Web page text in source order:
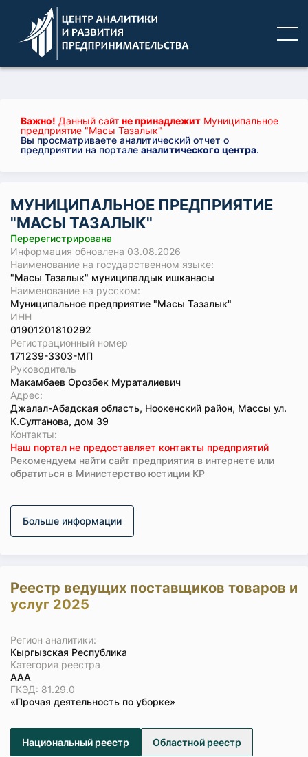
Важно! Данный сайт не принадлежит Муниципальное
предприятие "Масы Тазалык"
Вы просматриваете аналитический отчет о
предприятии на портале аналитического центра.
МУНИЦИПАЛЬНОЕ ПРЕДПРИЯТИЕ
"МАСЫ ТАЗАЛЫК"
Перерегистрирована
Информация обновлена 03.08.2026
Наименование на государственном языке:
"Масы Тазалык" муниципалдык ишканасы
Наименование на русском:
Муниципальное предприятие "Масы Тазалык"
ИНН
01901201810292
Регистрационный номер
171239-3303-МП
Руководитель
Макамбаев Орозбек Мураталиевич
Адрес:
Джалал-Абадская область, Ноокенский район, Массы ул.
К.Султанова, дом 39
Koнтaкты:
Наш портал не предоставляет контакты предприятий
Рекомендуем найти сайт предприятия в интернете или
обратиться в Министерство юстиции КР
Больше информации
Реестр ведущих поставщиков товаров и
услуг 2025
Регион аналитики:
Кыргызская Республика
Категория реестра
ААА
ГКЭД: 81.29.0
«Прочая деятельность по уборке»
Национальный реестр Областной реестр